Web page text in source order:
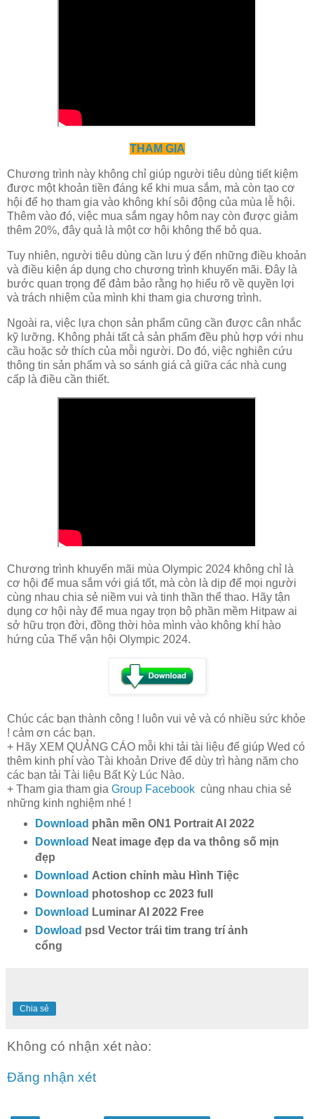
THAM GIA
Chương trình này không chỉ giúp người tiêu dùng tiết kiệm
được một khoản tiền đáng kể khi mua sắm, mà còn tạo cơ
hội để họ tham gia vào không khí sôi động của mùa lễ hội.
Thêm vào đó, việc mua sắm ngay hôm nay còn được giảm
thêm 20%, đây quả là một cơ hội không thể bỏ qua.
Tuy nhiên, người tiêu dùng cần lưu ý đến những điều khoản
và điều kiện áp dụng cho chương trình khuyến mãi. Đây là
bước quan trọng để đảm bảo rằng họ hiểu rõ về quyền lợi
và trách nhiệm của mình khi tham gia chương trình.
Ngoài ra, việc lựa chọn sản phẩm cũng cần được cân nhắc
kỹ lưỡng. Không phải tất cả sản phẩm đều phù hợp với nhu
cầu hoặc sở thích của mỗi người. Do đó, việc nghiên cứu
thông tin sản phẩm và so sánh giá cả giữa các nhà cung
cấp là điều cần thiết.
Chương trình khuyến mãi mùa Olympic 2024 không chỉ là
cơ hội để mua sắm với giá tốt, mà còn là dịp để mọi người
cùng nhau chia sẻ niềm vui và tinh thần thể thao. Hãy tận
dụng cơ hội này để mua ngay trọn bộ phần mềm Hitpaw ai
sở hữu trọn đời, đồng thời hòa mình vào không khí hào
hứng của Thế vận hội Olympic 2024.
Chúc các bạn thành công ! luôn vui vẻ và có nhiều sức khỏe
! cảm ơn các bạn.
+ Hãy XEM QUẢNG CÁO mỗi khi tải tài liệu để giúp Wed có
thêm kinh phí vào Tài khoản Drive để dùy trì hàng năm cho
các bạn tải Tài liệu Bất Kỳ Lúc Nào.
+ Tham gia tham gia Group Facebook cùng nhau chia sẻ
những kinh nghiệm nhé !
Download phần mền ON1 Portrait AI 2022
Download Neat image đẹp da va thông số mịn
đẹp
Download Action chỉnh màu Hình Tiệc
Download photoshop cc 2023 full
Download Luminar AI 2022 Free
Dowload psd Vector trái tim trang trí ảnh
cổng
Chia sẻ
Không có nhận xét nào:
Đăng nhận xét